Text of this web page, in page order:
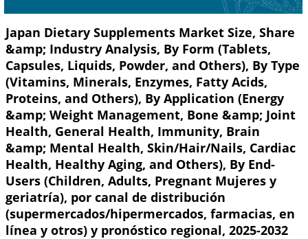
Japan Dietary Supplements Market Size, Share
&amp; Industry Analysis, By Form (Tablets,
Capsules, Liquids, Powder, and Others), By Type
(Vitamins, Minerals, Enzymes, Fatty Acids,
Proteins, and Others), By Application (Energy
&amp; Weight Management, Bone &amp; Joint
Health, General Health, Immunity, Brain
&amp; Mental Health, Skin/Hair/Nails, Cardiac
Health, Healthy Aging, and Others), By End-
Users (Children, Adults, Pregnant Mujeres y
geriatría), por canal de distribución
(supermercados/hipermercados, farmacias, en
línea y otros) y pronóstico regional, 2025-2032